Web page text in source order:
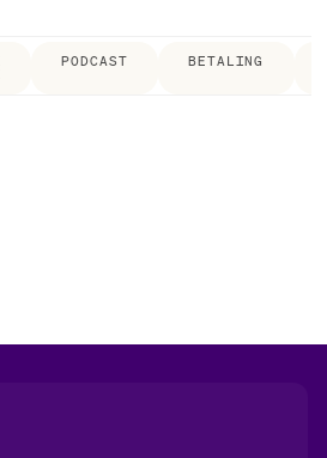
PODCAST BETALING